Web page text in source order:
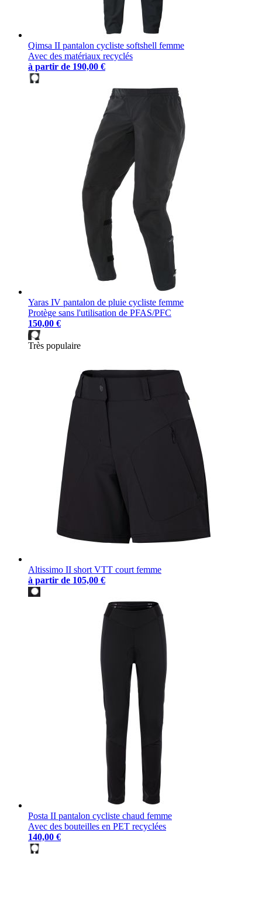
Qimsa II pantalon cycliste softshell femme
Avec des matériaux recyclés
à partir de 190,00 €
Yaras IV pantalon de pluie cycliste femme
Protège sans l'utilisation de PFAS/PFC
150,00 €
Très populaire
Altissimo II short VTT court femme
à partir de 105,00 €
Posta II pantalon cycliste chaud femme
Avec des bouteilles en PET recyclées
140,00 €